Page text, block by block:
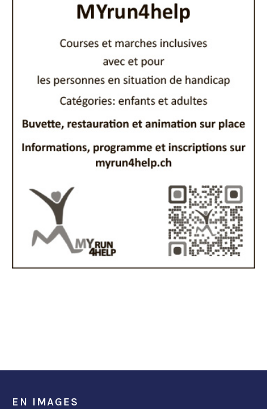
EN IMAGES